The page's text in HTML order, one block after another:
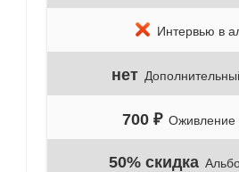
Интервью в
нет
700 ₽ Оживление
50% скидка